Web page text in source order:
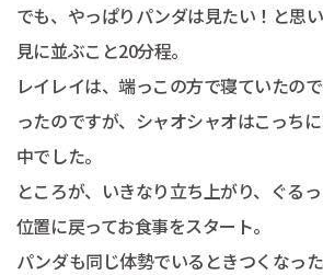
でも、やっぱりパンダは見たい！と思
見に並ぶこと20分程。
レイレイは、端っこの方で寝ていたの
ったのですが、シャオシャオはこっち
中でした。
ところが、いきなり立ち上がり、ぐる
位置に戻ってお食事をスタート。
パンダも同じ体勢でいるときつくなっ